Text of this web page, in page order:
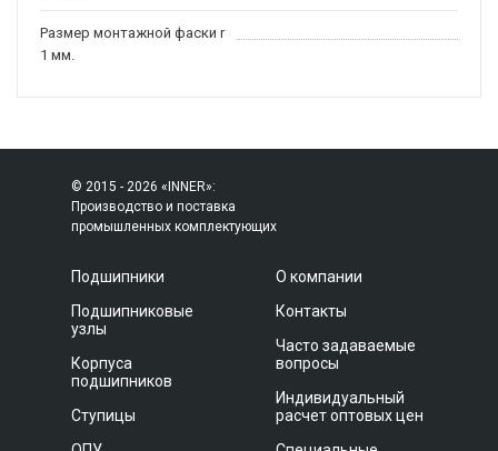
Размер монтажной фаски r
1 мм.
© 2015 - 2026 «INNER»:
Производство и поставка
промышленных комплектующих
Подшипники
Подшипниковые
узлы
Корпуса
подшипников
Ступицы
О компании
Контакты
Часто задаваемые
вопросы
Индивидуальный
расчет оптовых цен